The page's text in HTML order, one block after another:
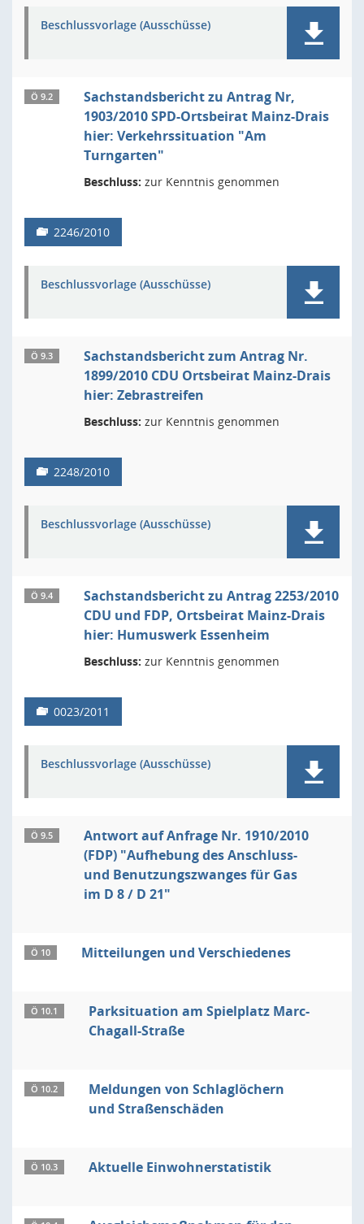
Beschlussvorlage (Ausschüsse)
Ö 9.2
Sachstandsbericht zu Antrag Nr,
1903/2010 SPD-Ortsbeirat Mainz-Drais
hier: Verkehrssituation "Am
Turngarten"
Beschluss: zur Kenntnis genommen
2246/2010
Beschlussvorlage (Ausschüsse)
Ö 9.3
Sachstandsbericht zum Antrag Nr.
1899/2010 CDU Ortsbeirat Mainz-Drais
hier: Zebrastreifen
Beschluss: zur Kenntnis genommen
2248/2010
Beschlussvorlage (Ausschüsse)
Ö 9.4
Sachstandsbericht zu Antrag 2253/2010
CDU und FDP, Ortsbeirat Mainz-Drais
hier: Humuswerk Essenheim
Beschluss: zur Kenntnis genommen
0023/2011
Beschlussvorlage (Ausschüsse)
Ö 9.5
Antwort auf Anfrage Nr. 1910/2010
(FDP) "Aufhebung des Anschluss-
und Benutzungszwanges für Gas
im D 8 / D 21"
Ö 10 Mitteilungen und Verschiedenes
Ö 10.1
Parksituation am Spielplatz Marc-
Chagall-Straße
Ö 10.2
Meldungen von Schlaglöchern
und Straßenschäden
Ö 10.3 Aktuelle Einwohnerstatistik